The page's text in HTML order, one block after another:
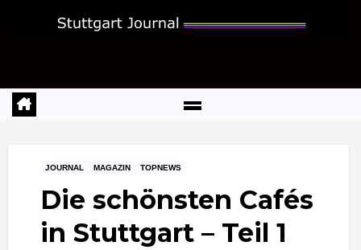
JOURNAL MAGAZIN TOPNEWS
Die schönsten Cafés
in Stuttgart – Teil 1